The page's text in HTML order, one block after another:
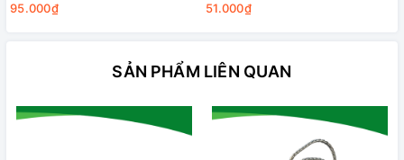
95.000₫ 51.000₫
SẢN PHẨM LIÊN QUAN